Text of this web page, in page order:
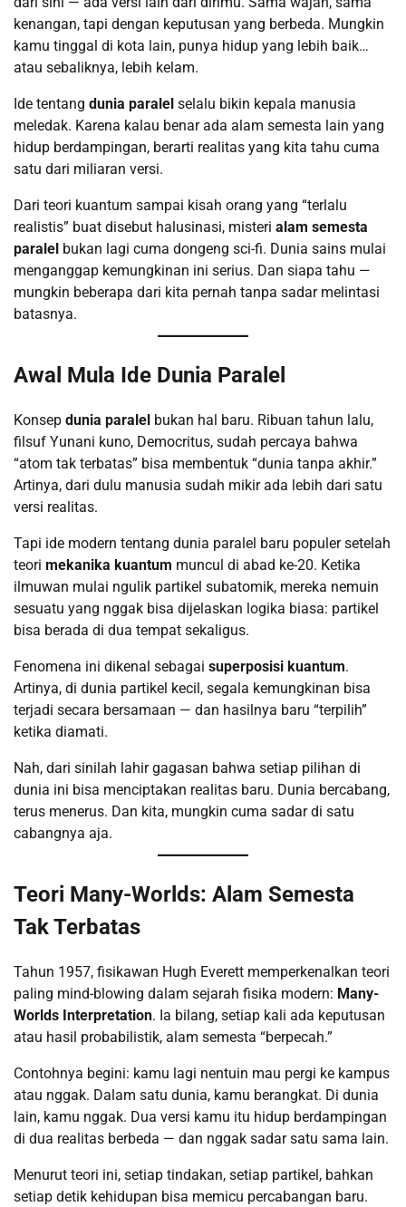
kenangan, tapi dengan keputusan yang berbeda. Mungkin
kamu tinggal di kota lain, punya hidup yang lebih baik…
atau sebaliknya, lebih kelam.
Ide tentang dunia paralel selalu bikin kepala manusia
meledak. Karena kalau benar ada alam semesta lain yang
hidup berdampingan, berarti realitas yang kita tahu cuma
satu dari miliaran versi.
Dari teori kuantum sampai kisah orang yang “terlalu
realistis” buat disebut halusinasi, misteri alam semesta
paralel bukan lagi cuma dongeng sci-fi. Dunia sains mulai
menganggap kemungkinan ini serius. Dan siapa tahu —
mungkin beberapa dari kita pernah tanpa sadar melintasi
batasnya.
Awal Mula Ide Dunia Paralel
Konsep dunia paralel bukan hal baru. Ribuan tahun lalu,
filsuf Yunani kuno, Democritus, sudah percaya bahwa
“atom tak terbatas” bisa membentuk “dunia tanpa akhir.”
Artinya, dari dulu manusia sudah mikir ada lebih dari satu
versi realitas.
Tapi ide modern tentang dunia paralel baru populer setelah
teori mekanika kuantum muncul di abad ke-20. Ketika
ilmuwan mulai ngulik partikel subatomik, mereka nemuin
sesuatu yang nggak bisa dijelaskan logika biasa: partikel
bisa berada di dua tempat sekaligus.
Fenomena ini dikenal sebagai superposisi kuantum.
Artinya, di dunia partikel kecil, segala kemungkinan bisa
terjadi secara bersamaan — dan hasilnya baru “terpilih”
ketika diamati.
Nah, dari sinilah lahir gagasan bahwa setiap pilihan di
dunia ini bisa menciptakan realitas baru. Dunia bercabang,
terus menerus. Dan kita, mungkin cuma sadar di satu
cabangnya aja.
Teori Many-Worlds: Alam Semesta
Tak Terbatas
Tahun 1957, fisikawan Hugh Everett memperkenalkan teori
paling mind-blowing dalam sejarah fisika modern: Many-
Worlds Interpretation. Ia bilang, setiap kali ada keputusan
atau hasil probabilistik, alam semesta “berpecah.”
Contohnya begini: kamu lagi nentuin mau pergi ke kampus
atau nggak. Dalam satu dunia, kamu berangkat. Di dunia
lain, kamu nggak. Dua versi kamu itu hidup berdampingan
di dua realitas berbeda — dan nggak sadar satu sama lain.
Menurut teori ini, setiap tindakan, setiap partikel, bahkan
setiap detik kehidupan bisa memicu percabangan baru.